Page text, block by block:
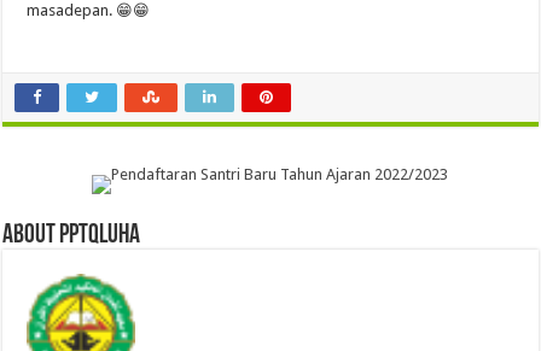
masadepan. 😁😁
About pptqluha